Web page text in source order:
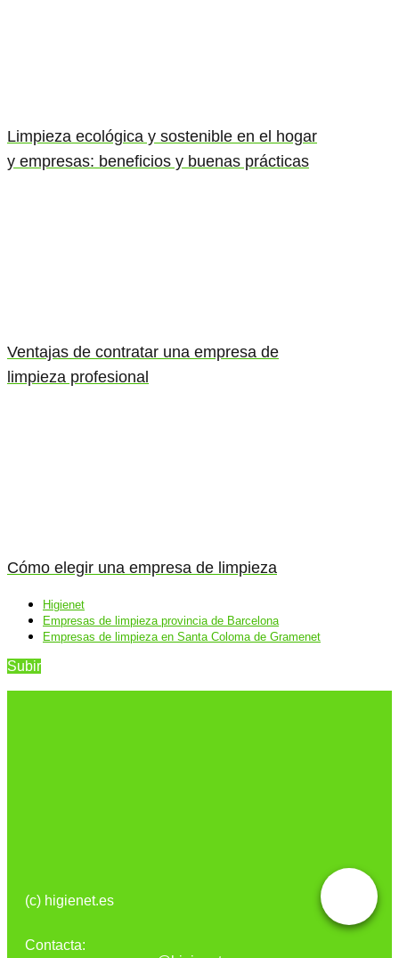
Limpieza ecológica y sostenible en el hogar
y empresas: beneficios y buenas prácticas
Ventajas de contratar una empresa de
limpieza profesional
Cómo elegir una empresa de limpieza
Higienet
Empresas de limpieza provincia de Barcelona
Empresas de limpieza en Santa Coloma de Gramenet
Subir
(c) higienet.es
Contacta: